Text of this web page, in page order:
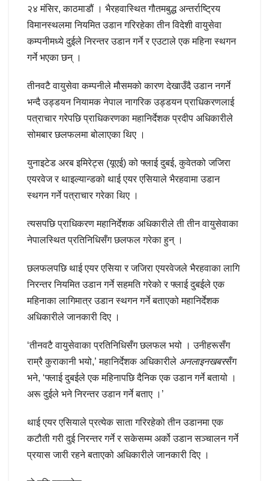
२४ मंसिर, काठमाडौं । भैरहवास्थित गौतमबुद्ध अन्तर्राष्ट्रिय
विमानस्थलमा नियमित उडान गरिरहेका तीन विदेशी वायुसेवा
कम्पनीमध्ये दुईले निरन्तर उडान गर्ने र एउटाले एक महिना स्थगन
गर्ने भएका छन् ।
तीनवटै वायुसेवा कम्पनीले मौसमको कारण देखाउँदै उडान नगर्ने
भन्दै उड्डयन नियामक नेपाल नागरिक उड्डयन प्राधिकरणलाई
पत्राचार गरेपछि प्राधिकरणका महानिर्देशक प्रदीप अधिकारीले
सोमबार छलफलमा बोलाएका थिए ।
युनाइटेड अरब इमिरेट्स (यूएई) को फ्लाई दुबई, कुवेतको जजिरा
एयरवेज र थाइल्यान्डको थाई एयर एसियाले भैरहवामा उडान
स्थगन गर्ने पत्राचार गरेका थिए ।
त्यसपछि प्राधिकरण महानिर्देशक अधिकारीले ती तीन वायुसेवाका
नेपालस्थित प्रतिनिधिसँग छलफल गरेका हुन् ।
छलफलपछि थाई एयर एसिया र जजिरा एयरवेजले भैरहवाका लागि
निरन्तर नियमित उडान गर्ने सहमति गरेको र फ्लाई दुबईले एक
महिनाका लागिमात्र उडान स्थगन गर्ने बताएको महानिर्देशक
अधिकारीले जानकारी दिए ।
‘तीनवटै वायुसेवाका प्रतिनिधिसँग छलफल भयो । उनीहरूसँग
राम्रै कुराकानी भयो,’ महानिर्देशक अधिकारीले अनलाइनखबरसँग
भने, ‘फ्लाई दुबईले एक महिनापछि दैनिक एक उडान गर्ने बतायो ।
अरू दुईले भने निरन्तर उडान गर्ने बताए ।’
थाई एयर एसियाले प्रत्येक साता गरिरहेको तीन उडानमा एक
कटौती गरी दुई निरन्तर गर्ने र सकेसम्म अर्को उडान सञ्चालन गर्ने
प्रयास जारी रहने बताएको अधिकारीले जानकारी दिए ।